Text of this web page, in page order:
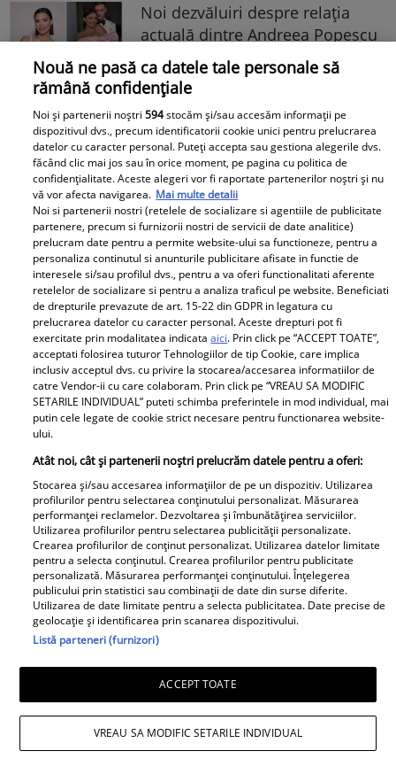
Noi dezvăluiri despre relația
actuală dintre Andreea Popescu
și Dan Alexa. Relația ei
extraconjugală cu antrenorul a
dus la divorțul de Rareș Cojoc,
însă nimeni nu se aștepta la ce
se întâmplă în prezent
Este în culmea fericirii! Vedeta a
devenit mamă pentru a doua
oară și a dezvăluit prima
imagine cu fiul său: „Iubirile
vieții mele” Foto
A1.ro
Poftiți pe la noi: Poftiți la
întrecere. Mirela Vaida și
Adriana Trandafir, în centrul
atenției după provocarea lui Nea
Mărin
Nouă ne pasă ca datele tale personale să
rămână confidențiale
Noi și partenerii noștri594stocăm și/sau accesăm informații pe
dispozitivul dvs., precum identificatorii cookie unici pentru prelucrarea
datelor cu caracter personal. Puteți accepta sau gestiona alegerile dvs.
făcând clic mai jos sau în orice moment, pe pagina cu politica de
confidențialitate. Aceste alegeri vor fi raportate partenerilor noștri și nu
vă vor afecta navigarea. Mai multe detalii
Noi si partenerii nostri (retelele de socializare si agentiile de publicitate
partenere, precum si furnizorii nostri de servicii de date analitice)
prelucram date pentru a permite website-ului sa functioneze, pentru a
personaliza continutul si anunturile publicitare afisate in functie de
interesele si/sau profilul dvs., pentru a va oferi functionalitati aferente
retelelor de socializare si pentru a analiza traficul pe website. Beneficiati
de drepturile prevazute de art. 15-22 din GDPR in legatura cu
prelucrarea datelor cu caracter personal. Aceste drepturi pot fi
exercitate prin modalitatea indicataaici. Prin click pe “ACCEPT TOATE”,
acceptati folosirea tuturor Tehnologiilor de tip Cookie, care implica
inclusiv acceptul dvs. cu privire la stocarea/accesarea informatiilor de
catre Vendor-ii cu care colaboram. Prin click pe “VREAU SA MODIFIC
SETARILE INDIVIDUAL” puteti schimba preferintele in mod individual, mai
putin cele legate de cookie strict necesare pentru functionarea website-
ului.
Atât noi, cât și partenerii noștri prelucrăm datele pentru a oferi:
Stocarea și/sau accesarea informațiilor de pe un dispozitiv. Utilizarea
profilurilor pentru selectarea conținutului personalizat. Măsurarea
performanței reclamelor. Dezvoltarea și îmbunătățirea serviciilor.
Utilizarea profilurilor pentru selectarea publicității personalizate.
Crearea profilurilor de conținut personalizat. Utilizarea datelor limitate
pentru a selecta conținutul. Crearea profilurilor pentru publicitate
personalizată. Măsurarea performanței conținutului. Înțelegerea
publicului prin statistici sau combinații de date din surse diferite.
Utilizarea de date limitate pentru a selecta publicitatea. Date precise de
geolocație și identificarea prin scanarea dispozitivului.
Listă parteneri (furnizori)
ACCEPT TOATE
VREAU SA MODIFIC SETARILE INDIVIDUAL